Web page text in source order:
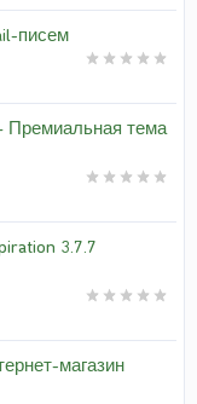
писем
Премиальная тема
3.7.7
магазин